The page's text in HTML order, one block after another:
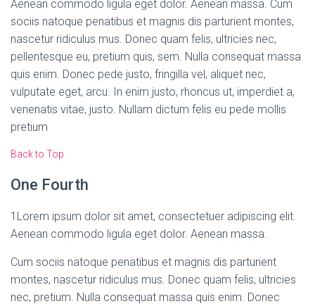
Aenean commodo ligula eget dolor. Aenean massa. Cum
sociis natoque penatibus et magnis dis parturient montes,
nascetur ridiculus mus. Donec quam felis, ultricies nec,
pellentesque eu, pretium quis, sem. Nulla consequat massa
quis enim. Donec pede justo, fringilla vel, aliquet nec,
vulputate eget, arcu. In enim justo, rhoncus ut, imperdiet a,
venenatis vitae, justo. Nullam dictum felis eu pede mollis
pretium
Back to Top
One Fourth
1 Lorem ipsum dolor sit amet, consectetuer adipiscing elit.
Aenean commodo ligula eget dolor. Aenean massa.
Cum sociis natoque penatibus et magnis dis parturient
montes, nascetur ridiculus mus. Donec quam felis, ultricies
nec, pretium. Nulla consequat massa quis enim. Donec